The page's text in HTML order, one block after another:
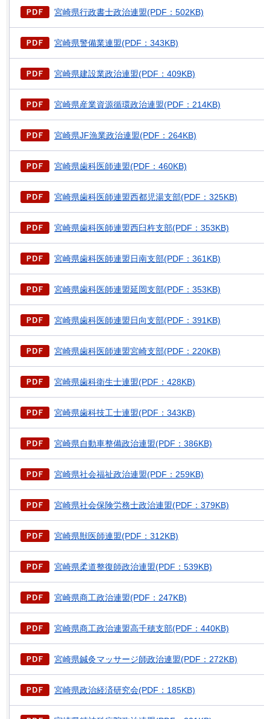
宮崎県行政書士政治連盟(PDF：502KB)
宮崎県警備業連盟(PDF：343KB)
宮崎県建設業政治連盟(PDF：409KB)
宮崎県産業資源循環政治連盟(PDF：214KB)
宮崎県JF漁業政治連盟(PDF：264KB)
宮崎県歯科医師連盟(PDF：460KB)
宮崎県歯科医師連盟西都児湯支部(PDF：325KB)
宮崎県歯科医師連盟西臼杵支部(PDF：353KB)
宮崎県歯科医師連盟日南支部(PDF：361KB)
宮崎県歯科医師連盟延岡支部(PDF：353KB)
宮崎県歯科医師連盟日向支部(PDF：391KB)
宮崎県歯科医師連盟宮崎支部(PDF：220KB)
宮崎県歯科衛生士連盟(PDF：428KB)
宮崎県歯科技工士連盟(PDF：343KB)
宮崎県自動車整備政治連盟(PDF：386KB)
宮崎県社会福祉政治連盟(PDF：259KB)
宮崎県社会保険労務士政治連盟(PDF：379KB)
宮崎県獣医師連盟(PDF：312KB)
宮崎県柔道整復師政治連盟(PDF：539KB)
宮崎県商工政治連盟(PDF：247KB)
宮崎県商工政治連盟高千穂支部(PDF：440KB)
宮崎県鍼灸マッサージ師政治連盟(PDF：272KB)
宮崎県政治経済研究会(PDF：185KB)